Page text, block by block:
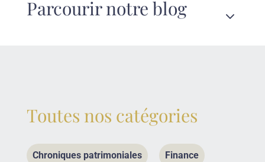
Parcourir notre blog 3
Toutes nos catégories
Chroniques patrimoniales Finance